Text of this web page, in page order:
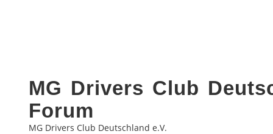
MG Drivers Club
Forum
MG Drivers Club Deutschland e.V.